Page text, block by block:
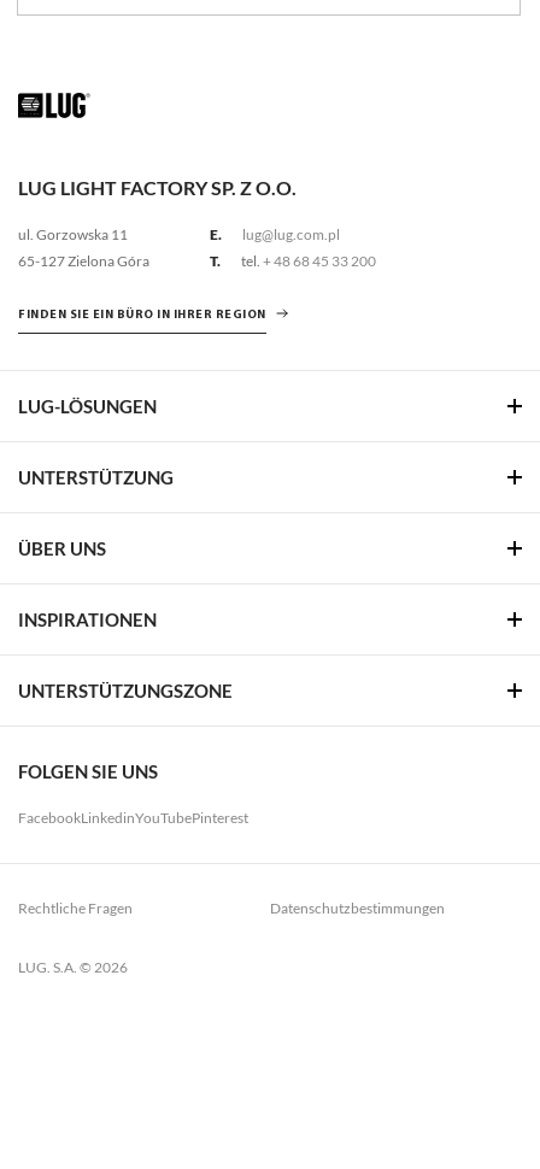
LUG LIGHT FACTORY SP. Z O.O.
ul. Gorzowska 11
65-127 Zielona Góra
E.
lug@lug.com.pl
T.
tel. + 48 68 45 33 200
FINDEN SIE EIN BÜRO IN IHRER REGION
LUG-LÖSUNGEN
UNTERSTÜTZUNG
ÜBER UNS
INSPIRATIONEN
UNTERSTÜTZUNGSZONE
FOLGEN SIE UNS
FacebookLinkedinYouTubePinterest
LUG. S.A. © 2026
Rechtliche Fragen Datenschutzbestimmungen